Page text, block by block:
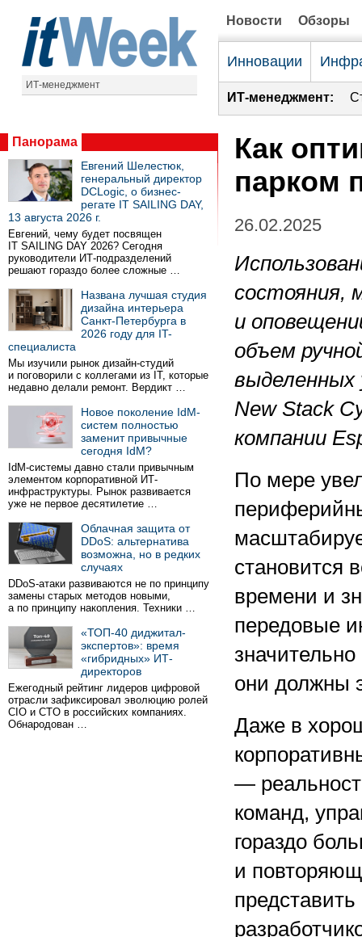
ИТ-менеджмент
Новости Обзоры
Инновации
ИТ-менеджмент:
Панорама
Евгений Шелестюк,
генеральный директор
DCLogic, о бизнес-
регате IT SAILING DAY,
13 августа 2026 г.
Евгений, чему будет посвящен
IT SAILING DAY 2026? Сегодня
руководители ИТ-подразделений
решают гораздо более сложные …
Названа лучшая студия
дизайна интерьера
Санкт-Петербурга в
2026 году для IT-
специалиста
Мы изучили рынок дизайн-студий
и поговорили с коллегами из IT, которые
недавно делали ремонт. Вердикт …
Новое поколение IdM-
систем полностью
заменит привычные
сегодня IdM?
IdM-системы давно стали привычным
элементом корпоративной ИТ-
инфраструктуры. Рынок развивается
уже не первое десятилетие …
Облачная защита от
DDoS: альтернатива
возможна, но в редких
случаях
DDoS-атаки развиваются не по принципу
замены старых методов новыми,
а по принципу накопления. Техники …
«ТОП-40 диджитал-
экспертов»: время
«гибридных» ИТ-
директоров
Ежегодный рейтинг лидеров цифровой
отрасли зафиксировал эволюцию ролей
CIO и CTO в российских компаниях.
Обнародован …
Как
парком
26.02.2025
состояния,
и
объем
New Stack
компании
По мере
становится
времени и
передовые
они должны
Даже в
—
команд,
гораздо
и